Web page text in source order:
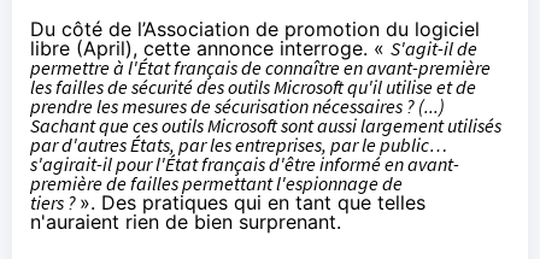
Du côté de l’Association de promotion du logiciel
libre (April), cette annonce interroge. « S'agit-il de
permettre à l'État français de connaître en avant-première
les failles de sécurité des outils Microsoft qu'il utilise et de
prendre les mesures de sécurisation nécessaires ? (...)
Sachant que ces outils Microsoft sont aussi largement utilisés
par d'autres États, par les entreprises, par le public…
s'agirait-il pour l'État français d'être informé en avant-
première de failles permettant l'espionnage de
tiers ? ». Des pratiques qui en tant que telles
n'auraient rien de bien surprenant.